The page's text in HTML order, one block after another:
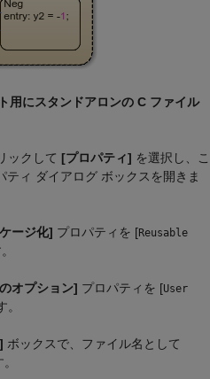
用にスタンドアロンの C ファイル
ックして [プロパティ] を選択し、こ
ティ ダイアログ ボックスを開きま
ージ化] プロパティを [Reusable
オプション] プロパティを [User
ボックスで、ファイル名として